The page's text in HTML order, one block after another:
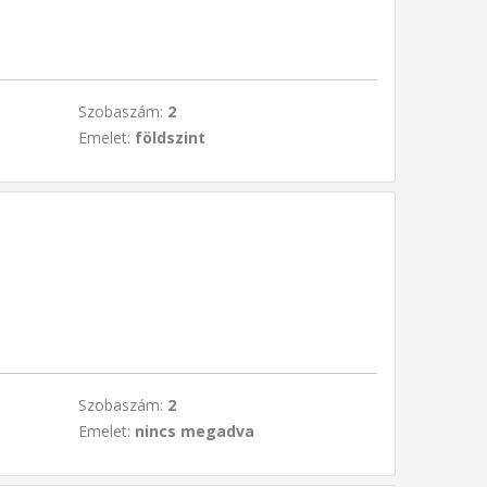
Szobaszám: 2
Emelet: földszint
Szobaszám: 2
Emelet: nincs megadva